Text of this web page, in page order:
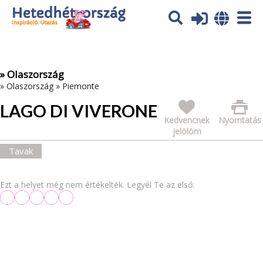
Az oldal sütiket (cookies) használ. További tájékoztatás itt:
Adatvédelmi tájékoztató
» Olaszország
» Olaszország » Piemonte
LAGO DI VIVERONE Nyomtatás
Kedvencnek
jelölöm
Tavak
Ezt a helyet még nem értékelték. Legyél Te az első: